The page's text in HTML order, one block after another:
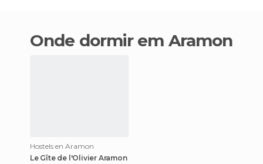
Onde dormir em Aramon
Hostels en Aramon
Le Gîte de l'Olivier Aramon